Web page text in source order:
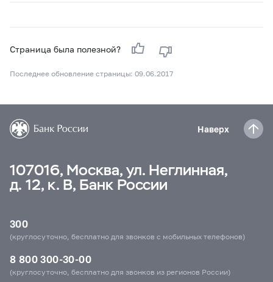
Страница была полезной?
Последнее обновление страницы: 09.06.2017
Наверх
107016, Москва, ул. Неглинная,
д. 12, к. В, Банк России
300
(круглосуточно, бесплатно для звонков с мобильных телефонов)
8 800 300-30-00
(круглосуточно, бесплатно для звонков из регионов России)